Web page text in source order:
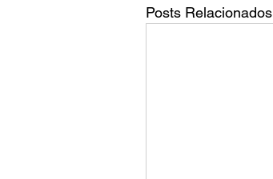
Posts Relacionados